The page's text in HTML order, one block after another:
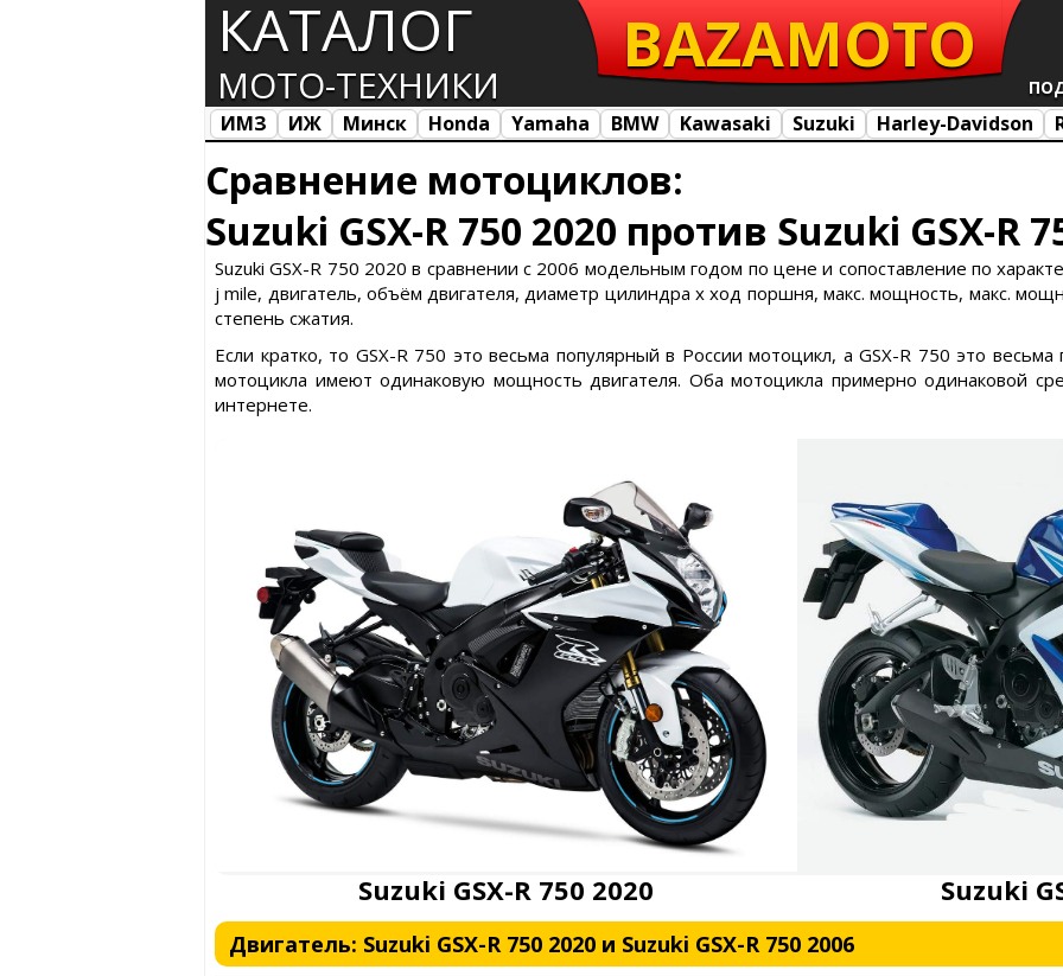
КАТАЛОГ
МОТО-ТЕХНИКИ
BAZAMOTO
ИМЗ ИЖ Минск Honda Yamaha BMW Kawasaki Suzuki Harley-Davidson
Сравнение мотоциклов:
Suzuki GSX-R 750 2020 против Suzuki GSX-R
Suzuki GSX-R 750 2020 в сравнении с 2006 модельным годом по цене и сопоставление по
ј mile, двигатель, объём двигателя, диаметр цилиндра х ход поршня, макс. мощность, макс.
степень сжатия.
Если кратко, то GSX-R 750 это весьма популярный в России мотоцикл, а GSX-R 750 это
мотоцикла имеют одинаковую мощность двигателя. Оба мотоцикла примерно одинаковой
интернете.
Suzuki GSX-R 750 2020 Suzuki
Двигатель: Suzuki GSX-R 750 2020 и Suzuki GSX-R 750 2006